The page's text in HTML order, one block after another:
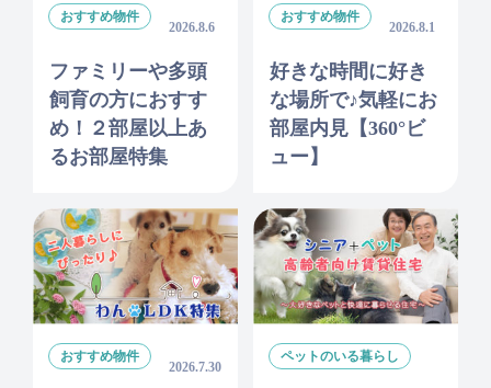
おすすめ物件
2026.8.6
ファミリーや多頭
飼育の方におすす
め！２部屋以上あ
るお部屋特集
おすすめ物件
2026.8.1
好きな時間に好き
な場所で♪気軽にお
部屋内見【360°ビ
ュー】
おすすめ物件
2026.7.30
ペットのいる暮らし